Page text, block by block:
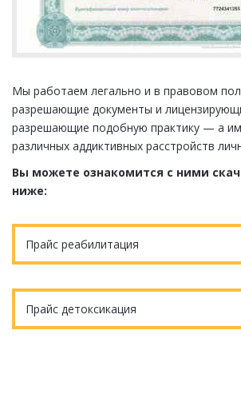
Мы работаем легально и в правовом
разрешающие документы и
разрешающие подобную практику — а
различных аддиктивных расстройств
Вы можете ознакомится с ними
ниже:
Прайс реабилитация
Прайс детоксикация